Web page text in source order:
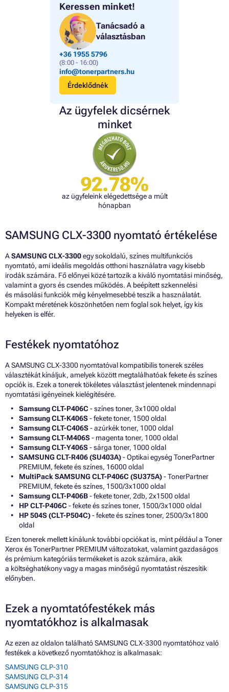
Keressen minket!
Tanácsadó a
választásban
+36 1955 5796
(8:00 - 16:00)
info@tonerpartners.hu
Érdeklődnék
Az ügyfelek dicsérnek
minket
92.78%
az ügyfeleink elégedettsége a múlt
hónapban
SAMSUNG CLX-3300 nyomtató értékelése
ASAMSUNG CLX-3300egy sokoldalú, színes multifunkciós
nyomtató, ami ideális megoldás otthoni használatra vagy kisebb
irodák számára. Fő előnyei közé tartozik a kiváló nyomtatási minőség,
valamint a gyors és csendes működés. A beépített szkennelési
és másolási funkciók még kényelmesebbé teszik a használatát.
Kompakt méretének köszönhetően nem foglal sok helyet, így kis
helyeken is elfér.
Festékek nyomtatóhoz
A SAMSUNG CLX-3300 nyomtatóval kompatibilis tonerek széles
választékát kínáljuk, amelyek között megtalálhatóak fekete és színes
opciók is. Ezek a tonerek tökéletes választást jelentenek mindennapi
nyomtatási igényeinek kielégítésére.
Samsung CLT-P406C - színes toner, 3x1000 oldal
Samsung CLT-K406S- fekete toner, 1500 oldal
Samsung CLT-C406S- azúrkék toner, 1000 oldal
Samsung CLT-M406S- magenta toner, 1000 oldal
Samsung CLT-Y406S- sárga toner, 1000 oldal
SAMSUNG CLT-R406 (SU403A)- Optikai egység TonerPartner
PREMIUM, fekete és színes, 16000 oldal
MultiPack SAMSUNG CLT-P406C (SU375A)- TonerPartner
PREMIUM, fekete és színes, 1500/3x1000 oldal
Samsung CLT-P406B- fekete toner, 2db, 2x1500 oldal
HP CLT-P406C - fekete és színes toner, 1500/3x1000 oldal
HP 504S (CLT-P504C)- fekete és színes toner, 2500/3x1800
oldal
Ezen tonerek mellett kínálunk további opciókat is, mint például a Toner
Xerox és TonerPartner PREMIUM változatokat, valamint gazdaságos
és prémium kategóriás termékeket is azok számára, akik
a költséghatékony vagy a magas minőségű nyomtatást részesítik
előnyben.
Ezek a nyomtatófestékek más
nyomtatókhoz is alkalmasak
Az ezen az oldalon található SAMSUNG CLX-3300 nyomtatóhoz való
festékek a következő nyomtatókhoz is alkalmasak:
SAMSUNG CLP-310
SAMSUNG CLP-314
SAMSUNG CLP-315